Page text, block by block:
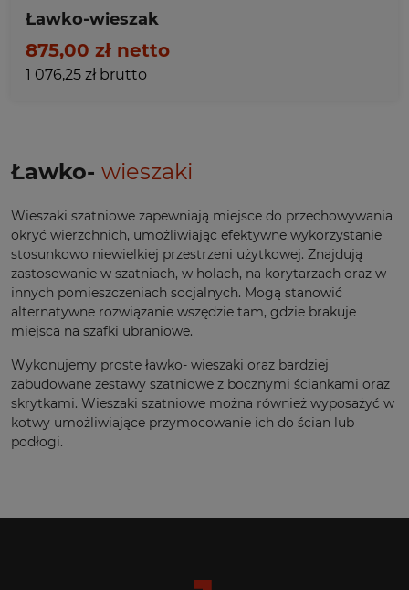
Ławko- wieszaki
Wieszaki szatniowe zapewniają miejsce do przechowywania
okryć wierzchnich, umożliwiając efektywne wykorzystanie
stosunkowo niewielkiej przestrzeni użytkowej. Znajdują
zastosowanie w szatniach, w holach, na korytarzach oraz w
innych pomieszczeniach socjalnych. Mogą stanowić
alternatywne rozwiązanie wszędzie tam, gdzie brakuje
miejsca na szafki ubraniowe.
Wykonujemy proste ławko- wieszaki oraz bardziej
zabudowane zestawy szatniowe z bocznymi ściankami oraz
skrytkami. Wieszaki szatniowe można również wyposażyć w
kotwy umożliwiające przymocowanie ich do ścian lub
podłogi.
Ławko-wieszak
875,00 zł netto
1 076,25 zł brutto